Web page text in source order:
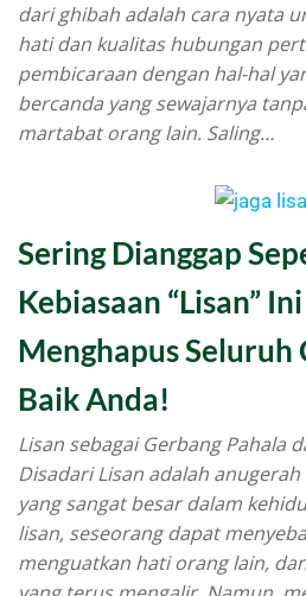
dari ghibah adalah cara nyata
hati dan kualitas hubungan
pembicaraan dengan hal-hal
bercanda yang sewajarnya
martabat orang lain. Saling…
Sering Dianggap
Kebiasaan “Lisan”
Menghapus Seluruh
Baik Anda!
Lisan sebagai Gerbang Pahala
Disadari Lisan adalah
yang sangat besar dalam
lisan, seseorang dapat
menguatkan hati orang lain,